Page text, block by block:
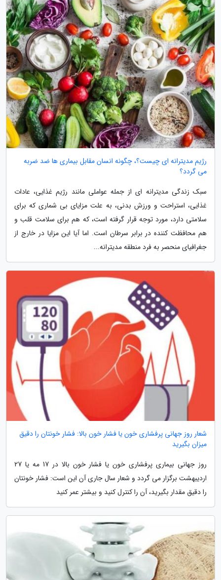
رژیم مدیترانه ای چیست؟، چگونه انسان مقابل بیماری ها ضد ضربه
می گردد؟
سبک زندگی مدیترانه ای از جمله عواملی مانند رژیم غذایی، عادات
غذایی، استراحت و ورزش بدنی، به علت مزایای بی شماری که برای
سلامتی دارد، مورد توجه قرار گرفته است، که هم برای سلامت قلب و
هم محافظت کننده در برابر سرطان است. اما آیا این مزایا در خارج از
جغرافیای منحصر به فرد منطقه مدیترانه...
شعار روز جهانی پرفشاری خون یا فشار خون بالا: فشار خونتان را دقیق
میزان بگیرید
روز جهانی بیماری پرفشاری خون یا فشار خون بالا در 17 مه یا 27
اردیبهشت برگزار می گردد و شعار سال جاری آن این است: فشار خونتان
را دقیق مقدار بگیرید، آن را کنترل کنید و بیشتر عمر کنید